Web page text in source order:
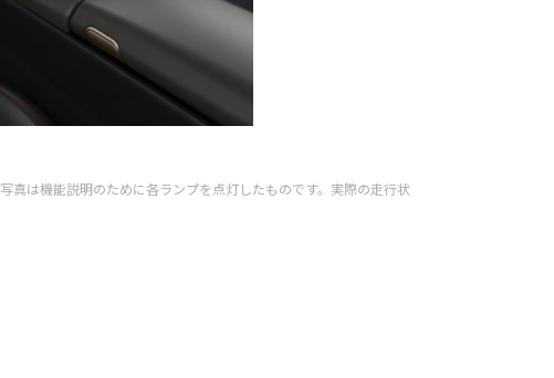
真は機能説明のために各ランプを点灯したものです。実際の走行状